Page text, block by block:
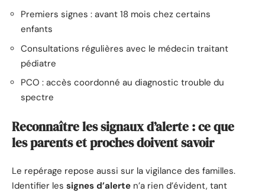
Premiers signes : avant 18 mois chez certains
enfants
Consultations régulières avec le médecin traitant
pédiatre
PCO : accès coordonné au diagnostic trouble du
spectre
Reconnaître les signaux d’alerte : ce que
les parents et proches doivent savoir
Le repérage repose aussi sur la vigilance des familles.
Identifier les signes d’alerte n’a rien d’évident, tant